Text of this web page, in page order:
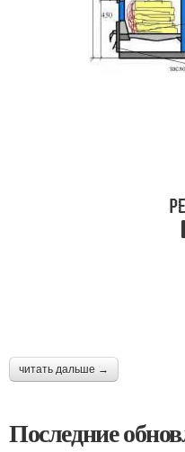
читать дальше →
Последние